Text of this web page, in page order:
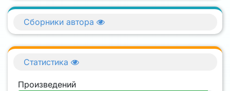
Сборники автора
Статистика
Произведений